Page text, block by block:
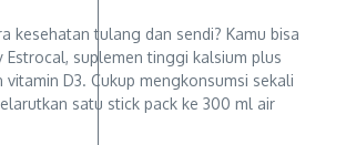
kesehatan tulang dan sendi? Kamu bisa
Estrocal, suplemen tinggi kalsium plus
vitamin D3. Cukup mengkonsumsi sekali
satu stick pack ke 300 ml air